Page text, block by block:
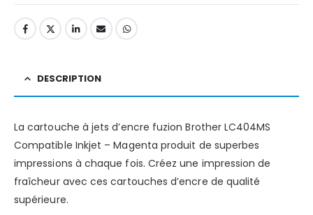
DESCRIPTION
La cartouche à jets d’encre fuzion Brother LC404MS
Compatible Inkjet – Magenta produit de superbes
impressions à chaque fois. Créez une impression de
fraîcheur avec ces cartouches d’encre de qualité
supérieure.